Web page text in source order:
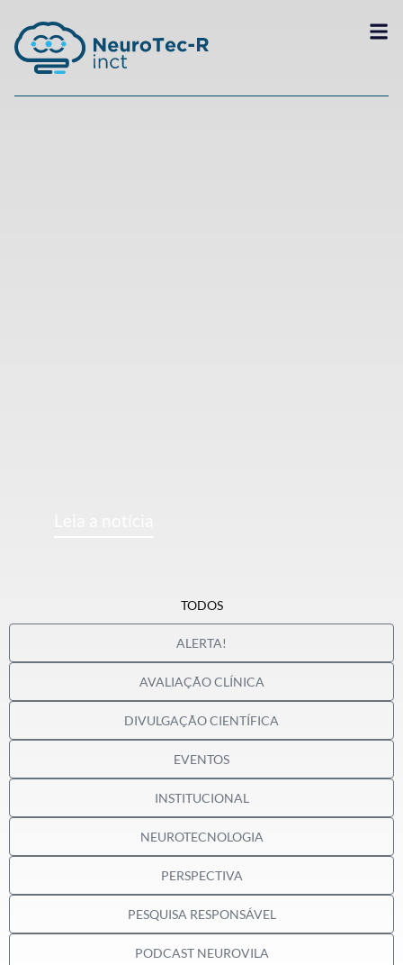
ALERTA!
AVALIAÇÃO CLÍNICA
DIVULGAÇÃO CIENTÍFICA
EVENTOS
INSTITUCIONAL
NEUROTECNOLOGIA
PERSPECTIVA
PESQUISA RESPONSÁVEL
PODCAST NEUROVILA
TODOS